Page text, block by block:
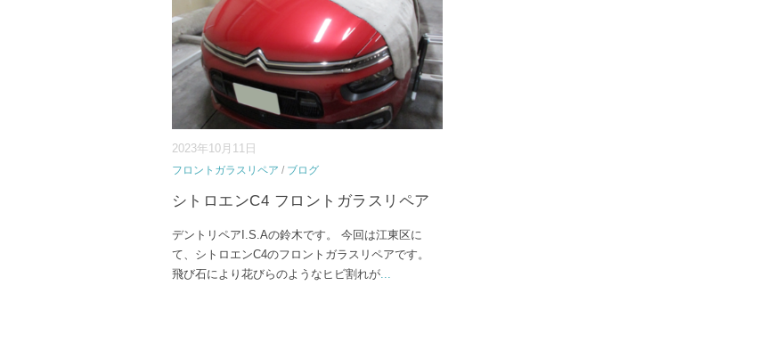
2023年10月11日
フロントガラスリペア / ブログ
シトロエンC4 フロントガラスリペア
デントリペアI.S.Aの鈴木です。 今回は江東区に
て、シトロエンC4のフロントガラスリペアです。
飛び石により花びらのようなヒビ割れが...